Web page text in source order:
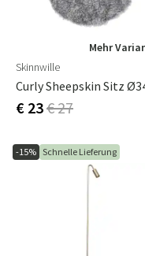
Mehr
Skinnwille
€ 23€ 27
-15% Schnelle Lieferung